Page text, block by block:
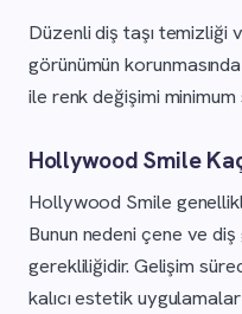
Düzenli diş taşı temizliği
görünümün
ile renk değişimi
Hollywood Smile Kaç
Hollywood Smile
Bunun nedeni çene ve
gerekliliğidir. Gelişim
kalıcı estetik